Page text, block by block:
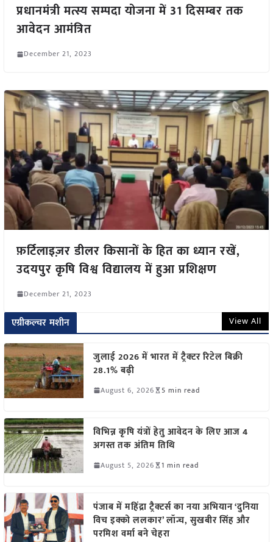
प्रधानमंत्री मत्स्य सम्पदा योजना में 31 दिसम्बर तक
आवेदन आमंत्रित
December 21, 2023
फ़र्टिलाइज़र डीलर किसानों के हित का ध्यान रखें,
उदयपुर कृषि विश्व विद्यालय में हुआ प्रशिक्षण
December 21, 2023
एग्रीकल्चर मशीन View All
जुलाई 2026 में भारत में ट्रैक्टर रिटेल बिक्री
28.1% बढ़ी
August 6, 2026 5 min read
विभिन्न कृषि यंत्रों हेतु आवेदन के लिए आज 4
अगस्त तक अंतिम तिथि
August 5, 2026 1 min read
पंजाब में महिंद्रा ट्रैक्टर्स का नया अभियान ‘दुनिया
विच इक्को ललकार’ लॉन्च, सुखबीर सिंह और
परमिश वर्मा बने चेहरा